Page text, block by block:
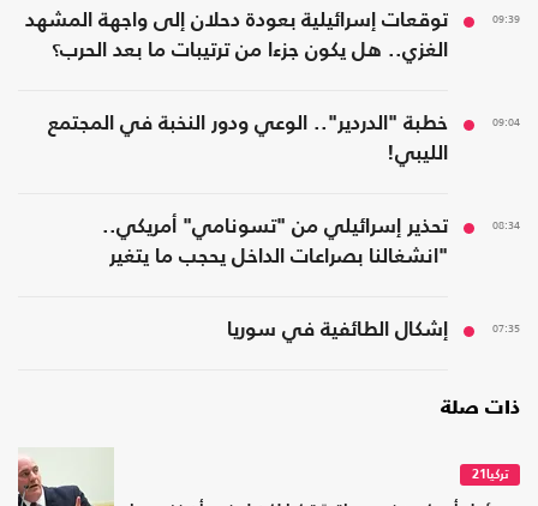
09:39
توقعات إسرائيلية بعودة دحلان إلى واجهة المشهد
الغزي.. هل يكون جزءا من ترتيبات ما بعد الحرب؟
09:04
خطبة "الدردير".. الوعي ودور النخبة في المجتمع
الليبي!
08:34
تحذير إسرائيلي من "تسونامي" أمريكي..
"انشغالنا بصراعات الداخل يحجب ما يتغير
07:35 إشكال الطائفية في سوريا
ذات صلة
تركيا21